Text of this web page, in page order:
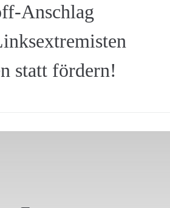
Anschlag
statt fördern!